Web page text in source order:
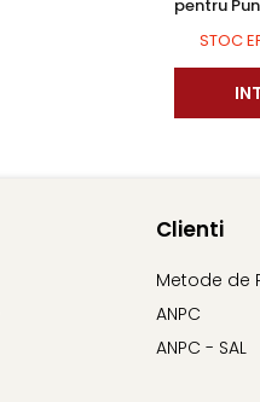
pentru
STOC
Clienti
Metode de
ANPC
ANPC - SAL